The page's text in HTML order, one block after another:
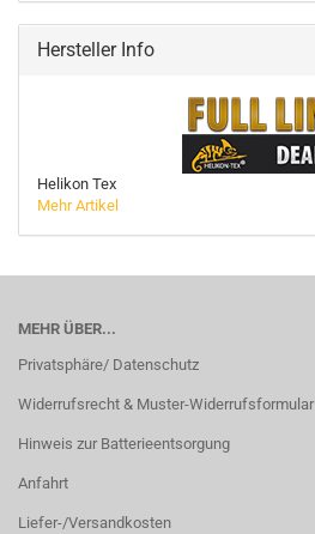
Hersteller Info
Helikon Tex
Mehr Artikel
MEHR ÜBER...
Privatsphäre/ Datenschutz
Widerrufsrecht & Muster-Widerrufsformular
Hinweis zur Batterieentsorgung
Anfahrt
Liefer-/Versandkosten